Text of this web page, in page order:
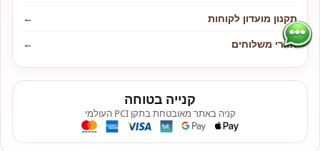
תקנון מועדון לקוחות
←
אזורי משלוחים
←
קנייה בטוחה
קניה באתר מאובטחת בתקן PCI העולמי